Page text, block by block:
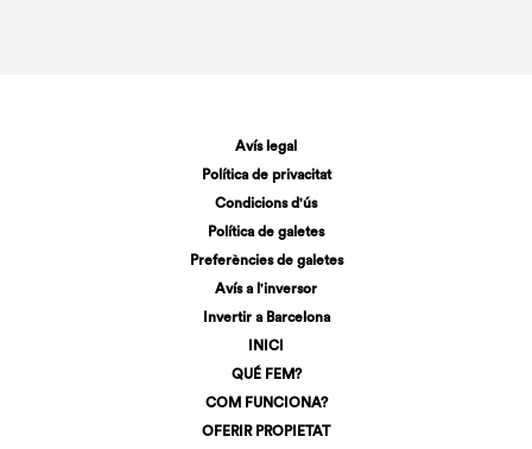
Avís legal
Política de privacitat
Condicions d'ús
Política de galetes
Preferències de galetes
Avís a l'inversor
Invertir a Barcelona
INICI
QUÉ FEM?
COM FUNCIONA?
OFERIR PROPIETAT